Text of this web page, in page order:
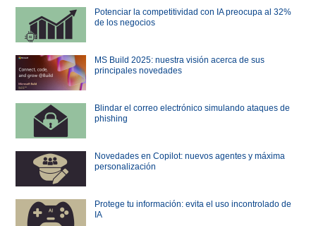
Potenciar la competitividad con IA preocupa al 32%
de los negocios
MS Build 2025: nuestra visión acerca de sus
principales novedades
Blindar el correo electrónico simulando ataques de
phishing
Novedades en Copilot: nuevos agentes y máxima
personalización
Protege tu información: evita el uso incontrolado de
IA